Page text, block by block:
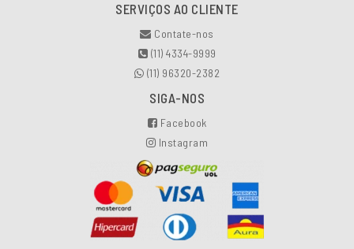
SERVIÇOS AO CLIENTE
Contate-nos
(11) 4334-9999
(11) 96320-2382
SIGA-NOS
Facebook
Instagram